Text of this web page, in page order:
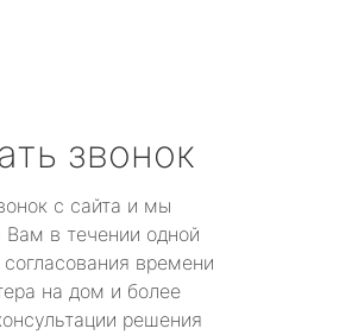
звонок
с сайта и мы
Вам в течении одной
времени
на дом и более
решения